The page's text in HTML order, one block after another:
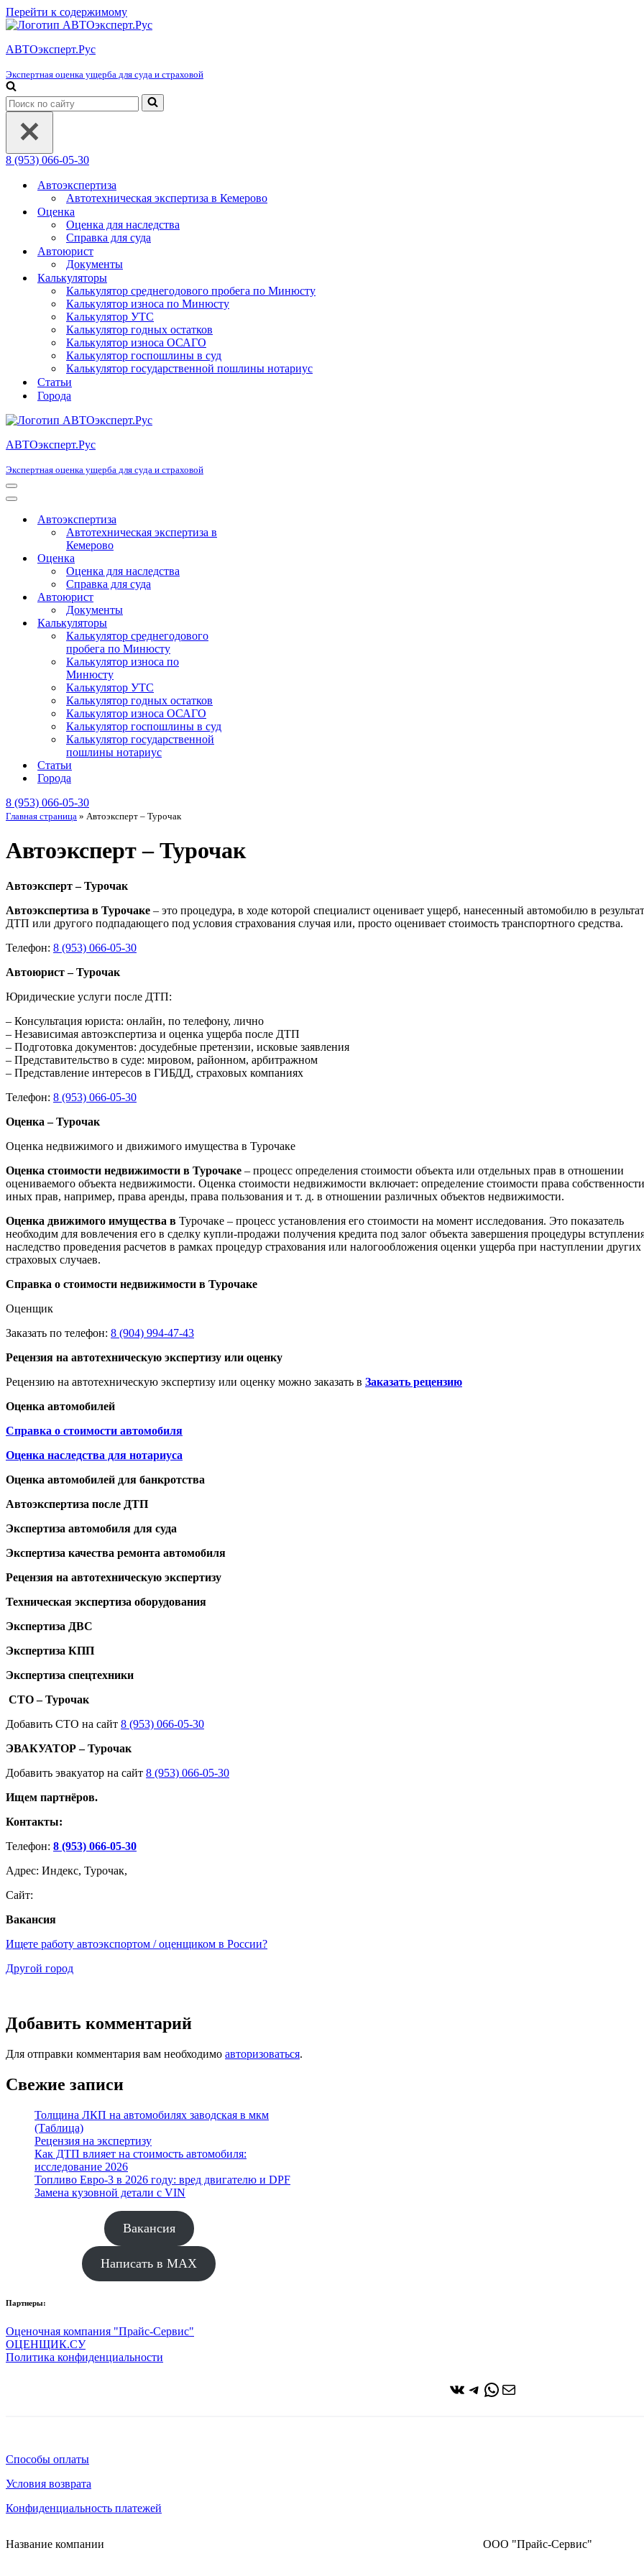
Перейти к содержимому
АВТОэксперт.Рус
Экспертная оценка ущерба для суда и страховой
Искать...
8 (953) 066-05-30
Автоэкспертиза
Автотехническая экспертиза в Кемерово
Оценка
Оценка для наследства
Справка для суда
Автоюрист
Документы
Калькуляторы
Калькулятор среднегодового пробега по Минюсту
Калькулятор износа по Минюсту
Калькулятор УТС
Калькулятор годных остатков
Калькулятор износа ОСАГО
Калькулятор госпошлины в суд
Калькулятор государственной пошлины нотариус
Статьи
Города
АВТОэксперт.Рус
Экспертная оценка ущерба для суда и страховой
Меню
навигации
Меню
навигацииАвтоэкспертиза
Автотехническая экспертиза в
Кемерово
Оценка
Оценка для наследства
Справка для суда
Автоюрист
Документы
Калькуляторы
Калькулятор среднегодового
пробега по Минюсту
Калькулятор износа по
Минюсту
Калькулятор УТС
Калькулятор годных остатков
Калькулятор износа ОСАГО
Калькулятор госпошлины в суд
Калькулятор государственной
пошлины нотариус
Статьи
Города
8 (953) 066-05-30
Главная страница » Автоэксперт – Турочак
Автоэксперт – Турочак
Автоэксперт – Турочак
Автоэкспертиза в Турочаке – это процедура, в ходе которой специалист оценивает ущерб, нанесенный автомобилю в
ДТП или другого подпадающего под условия страхования случая или, просто оценивает стоимость транспортного средства.
Телефон: 8 (953) 066-05-30
Автоюрист – Турочак
Юридические услуги после ДТП:
– Консультация юриста: онлайн, по телефону, лично
– Независимая автоэкспертиза и оценка ущерба после ДТП
– Подготовка документов: досудебные претензии, исковые заявления
– Представительство в суде: мировом, районном, арбитражном
– Представление интересов в ГИБДД, страховых компаниях
Телефон: 8 (953) 066-05-30
Оценка – Турочак
Оценка недвижимого и движимого имущества в Турочаке
Оценка стоимости недвижимости в Турочаке – процесс определения стоимости объекта или отдельных прав в отношении
оцениваемого объекта недвижимости. Оценка стоимости недвижимости включает: определение стоимости права
иных прав, например, права аренды, права пользования и т. д. в отношении различных объектов недвижимости.
Оценка движимого имущества в Турочаке – процесс установления его стоимости на момент исследования. Это показатель
необходим для вовлечения его в сделку купли-продажи получения кредита под залог объекта завершения процедуры
наследство проведения расчетов в рамках процедур страхования или налогообложения оценки ущерба при наступлении других
страховых случаев.
Справка о стоимости недвижимости в Турочаке
Оценщик
Заказать по телефон: 8 (904) 994-47-43
Рецензия на автотехническую экспертизу или оценку
Рецензию на автотехническую экспертизу или оценку можно заказать в Заказать рецензию
Оценка автомобилей
Справка о стоимости автомобиля
Оценка наследства для нотариуса
Оценка автомобилей для банкротства
Автоэкспертиза после ДТП
Экспертиза автомобиля для суда
Экспертиза качества ремонта автомобиля
Рецензия на автотехническую экспертизу
Техническая экспертиза оборудования
Экспертиза ДВС
Экспертиза КПП
Экспертиза спецтехники
СТО – Турочак
Добавить СТО на сайт 8 (953) 066-05-30
ЭВАКУАТОР – Турочак
Добавить эвакуатор на сайт 8 (953) 066-05-30
Ищем партнёров.
Контакты:
Телефон: 8 (953) 066-05-30
Адрес: Индекс, Турочак,
Сайт:
Вакансия
Ищете работу автоэкспортом / оценщиком в России?
Другой город
Добавить комментарий
Для отправки комментария вам необходимо авторизоваться.
Свежие записи
Толщина ЛКП на автомобилях заводская в мкм
(Таблица)
Рецензия на экспертизу
Как ДТП влияет на стоимость автомобиля:
исследование 2026
Топливо Евро-3 в 2026 году: вред двигателю и DPF
Замена кузовной детали с VIN
Вакансия
Написать в MAX
Партнеры:
Оценочная компания "Прайс-Сервис"
ОЦЕНЩИК.СУ
Политика конфиденциальности
ВКонтакте
Telegram
WhatsApp
Почта
Способы оплаты
Условия возврата
Конфиденциальность платежей
Название компании ООО "Прайс-Сервис"